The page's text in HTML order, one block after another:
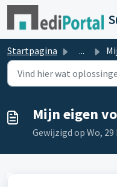
Doorgaan naar
Startpagina ...
Mijn eigen
Gewijzigd op Wo, 29